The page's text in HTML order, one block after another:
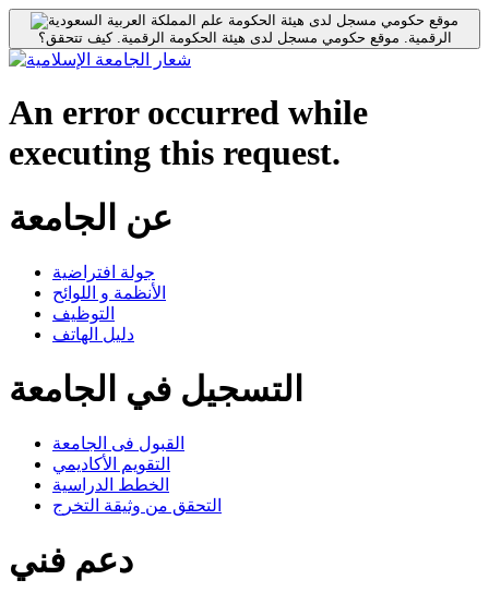
موقع حكومي مسجل لدى هيئة الحكومة
الرقمية. موقع حكومي مسجل لدى هيئة الحكومة الرقمية.كيف تتحقق؟
An error occurred while
executing this request.
عن الجامعة
جولة افتراضية
الأنظمة و اللوائح
التوظيف
دليل الهاتف
التسجيل في الجامعة
القبول فى الجامعة
التقويم الأكاديمي
الخطط الدراسية
التحقق من وثيقة التخرج
دعم فني